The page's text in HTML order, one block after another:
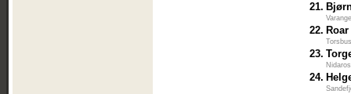
21.
22.
23.
24.